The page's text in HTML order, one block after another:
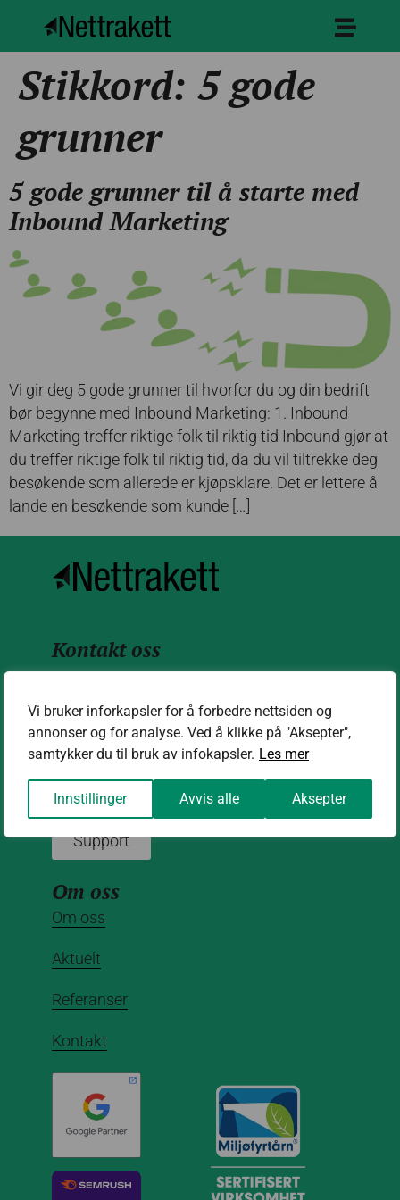
Vi bruker inforkapsler for å forbedre nettsiden og
annonser og for analyse. Ved å klikke på "Aksepter",
samtykker du til bruk av infokapsler. Les mer
Innstillinger Avvis alle Aksepter
Stikkord: 5 gode
grunner
5 gode grunner til å starte med
Inbound Marketing
Vi gir deg 5 gode grunner til hvorfor du og din bedrift
bør begynne med Inbound Marketing: 1. Inbound
Marketing treffer riktige folk til riktig tid Inbound gjør at
du treffer riktige folk til riktig tid, da du vil tiltrekke deg
besøkende som allerede er kjøpsklare. Det er lettere å
lande en besøkende som kunde […]
Kontakt oss
Hjelp med nettside vi har levert/drifter for
deg? Fyll ut vårt supportskjema:
Support
Om oss
Om oss
Aktuelt
Referanser
Kontakt